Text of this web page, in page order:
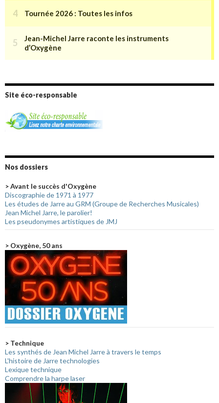
Site éco-responsable
Nos dossiers
> Avant le succès d'Oxygène
Discographie de 1971 à 1977
Les études de Jarre au GRM (Groupe de Recherches Musicales)
Jean Michel Jarre, le parolier!
Les pseudonymes artistiques de JMJ
> Oxygène, 50 ans
> Technique
Les synthés de Jean Michel Jarre à travers le temps
L'histoire de Jarre technologies
Lexique technique
Comprendre la harpe laser